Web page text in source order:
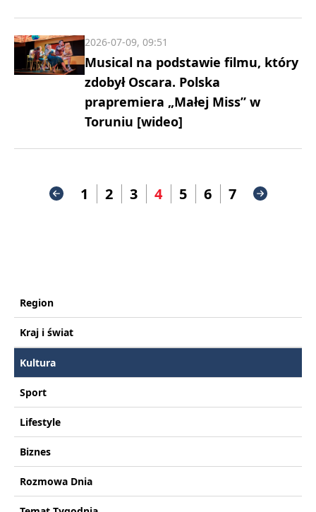
Musical na podstawie filmu, który
zdobył Oscara. Polska
prapremiera „Małej Miss” w
Toruniu [wideo]
2026-07-09, 09:51
1 2 3 4 5 6 7
Region
Kraj i świat
Kultura
Sport
Lifestyle
Biznes
Rozmowa Dnia